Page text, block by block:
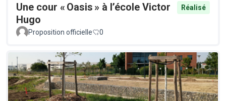
Une cour « Oasis » à l’école Victor
Hugo
Réalisé
Proposition officielle 0